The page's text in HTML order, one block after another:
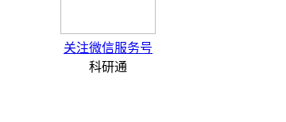
关注微信服务号
科研通